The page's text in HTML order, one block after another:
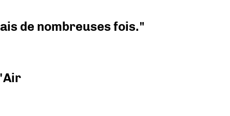
de nombreuses fois."